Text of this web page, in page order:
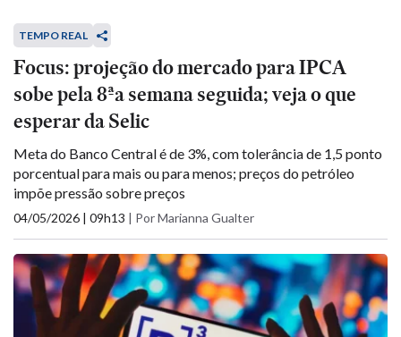
TEMPO REAL
Focus: projeção do mercado para IPCA
sobe pela 8ªa semana seguida; veja o que
esperar da Selic
Meta do Banco Central é de 3%, com tolerância de 1,5 ponto
porcentual para mais ou para menos; preços do petróleo
impõe pressão sobre preços
04/05/2026 | 09h13 | Por Marianna Gualter